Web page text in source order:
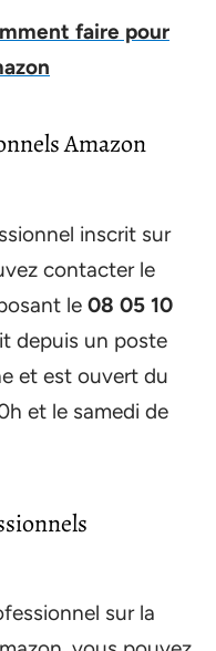
faire pour
Amazon
inscrit sur
contacter le
le 08 05 10
depuis un poste
et est ouvert du
et le samedi de
sur la